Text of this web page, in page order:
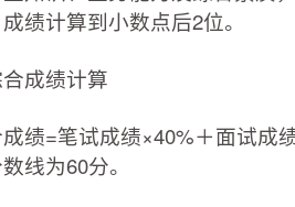
绩计算到小数点后2位。
合成绩计算
绩=笔试成绩×40%＋面试成
线为60分。